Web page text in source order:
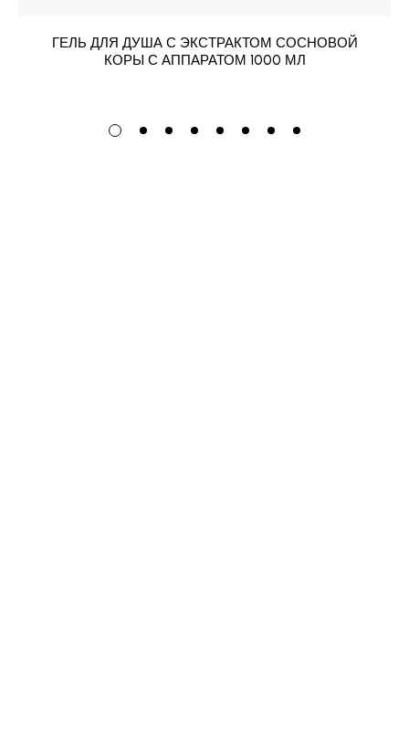
ГЕЛЬ ДЛЯ ДУША С ЭКСТРАКТОМ СОСНОВОЙ
КОРЫ С АППАРАТОМ 1000 МЛ